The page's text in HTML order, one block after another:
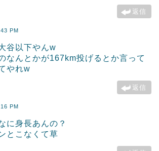
返信
PM
谷以下やんw
なんとかが167km投げるとか言って
やれw
返信
PM
に身長あんの？
とこなくて草